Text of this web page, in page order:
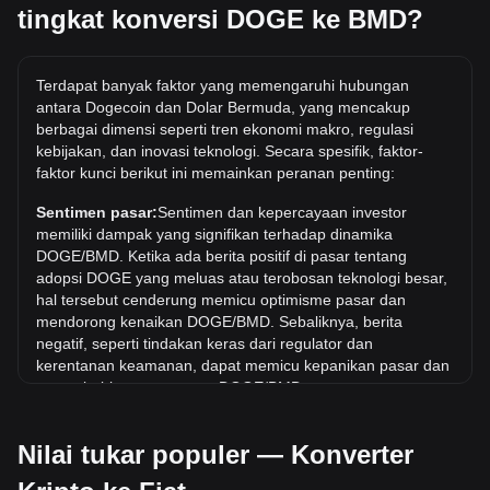
setara dengan 71.27 DOGE, sedangkan 5 DOGE akan
Berapa harga DOGE/BMD tertinggi sepanjang
sejarah?
Harga tertinggi sepanjang masa untuk 1 DOGE di BMD
adalah $0.7376. Masih harus dilihat apakah nilai 1
DOGE/BMD akan melampaui nilai tertinggi saat ini.
Berapa tren harga di BMD?
Selama 7 hari terakhir, nilai tukar Dogecoin (DOGE) telah
naik sebesar 0.55%. Selama bulan terakhir, nilai tukar
Dogecoin (DOGE) telah turun sebesar 3.82% terhadap
Dolar Bermuda (BMD).
tingkat konversi DOGE ke BMD?
Terdapat banyak faktor yang memengaruhi hubungan
antara Dogecoin dan Dolar Bermuda, yang mencakup
berbagai dimensi seperti tren ekonomi makro, regulasi
kebijakan, dan inovasi teknologi. Secara spesifik, faktor-
faktor kunci berikut ini memainkan peranan penting:
Sentimen pasar:Sentimen dan kepercayaan investor
memiliki dampak yang signifikan terhadap dinamika
DOGE/BMD. Ketika ada berita positif di pasar tentang
adopsi DOGE yang meluas atau terobosan teknologi besar,
hal tersebut cenderung memicu optimisme pasar dan
mendorong kenaikan DOGE/BMD. Sebaliknya, berita
negatif, seperti tindakan keras dari regulator dan
kerentanan keamanan, dapat memicu kepanikan pasar dan
menyebabkan penurunan DOGE/BMD.
seputar mata uang kripto memiliki dampak langsung pada
penerimaannya, yang pada gilirannya menentukan nilainya
Nilai tukar populer — Konverter